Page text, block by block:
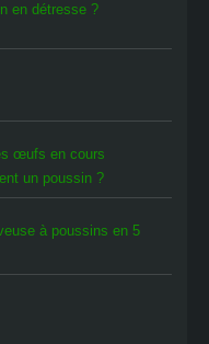
en détresse ?
œufs en cours
un poussin ?
à poussins en 5